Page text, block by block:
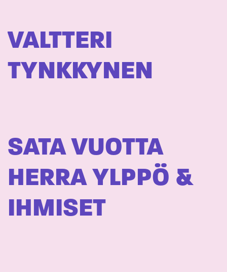
VALTTERI
TYNKKYNEN
SATA VUOTTA 
HERRA YLPPÖ &
IHMISET